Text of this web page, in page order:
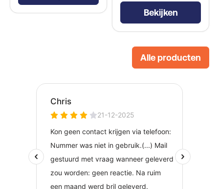
Bekijken
Alle producten